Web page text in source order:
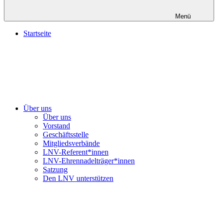
Menü
Startseite
Über uns
Über uns
Vorstand
Geschäftsstelle
Mitgliedsverbände
LNV-Referent*innen
LNV-Ehrennadelträger*innen
Satzung
Den LNV unterstützen